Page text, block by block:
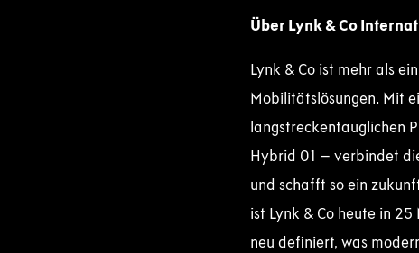
Über Lynk & Co
Lynk & Co ist mehr als
Mobilitätslösungen. Mit
langstreckentauglichen
Hybrid 01 – verbindet
und schafft so ein
ist Lynk & Co heute in
neu definiert, was